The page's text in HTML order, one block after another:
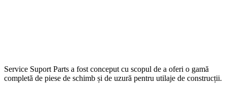
Service Suport Parts a fost conceput cu scopul de a oferi o gamă
completă de piese de schimb și de uzură pentru utilaje de construcții.